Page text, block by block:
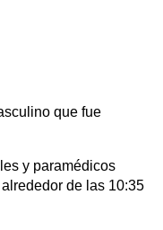
que fue
y paramédicos
de las 10:35